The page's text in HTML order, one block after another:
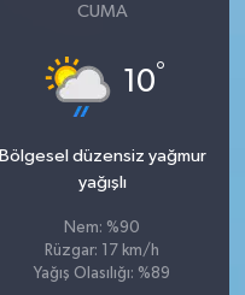
CUMA
10°
Bölgesel düzensiz yağmur
yağışlı
Nem: %90
Rüzgar: 17 km/h
Yağış Olasılığı: %89